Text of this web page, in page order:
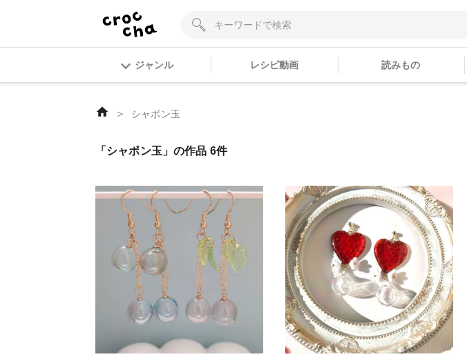
ジャンル レシピ動画 読みもの
＞ シャボン玉
「シャボン玉」の作品 6件